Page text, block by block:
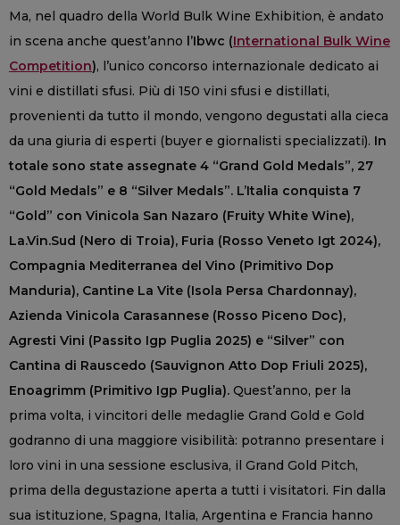
Ma, nel quadro della World Bulk Wine Exhibition, è andato
in scena anche quest’anno l’Ibwc (International Bulk Wine
Competition), l’unico concorso internazionale dedicato ai
vini e distillati sfusi. Più di 150 vini sfusi e distillati,
provenienti da tutto il mondo, vengono degustati alla cieca
da una giuria di esperti (buyer e giornalisti specializzati). In
totale sono state assegnate 4 “Grand Gold Medals”, 27
“Gold Medals” e 8 “Silver Medals”. L’Italia conquista 7
“Gold” con Vinicola San Nazaro (Fruity White Wine),
La.Vin.Sud (Nero di Troia), Furia (Rosso Veneto Igt 2024),
Compagnia Mediterranea del Vino (Primitivo Dop
Manduria), Cantine La Vite (Isola Persa Chardonnay),
Azienda Vinicola Carasannese (Rosso Piceno Doc),
Agresti Vini (Passito Igp Puglia 2025) e “Silver” con
Cantina di Rauscedo (Sauvignon Atto Dop Friuli 2025),
Enoagrimm (Primitivo Igp Puglia). Quest’anno, per la
prima volta, i vincitori delle medaglie Grand Gold e Gold
godranno di una maggiore visibilità: potranno presentare i
loro vini in una sessione esclusiva, il Grand Gold Pitch,
prima della degustazione aperta a tutti i visitatori. Fin dalla
sua istituzione, Spagna, Italia, Argentina e Francia hanno